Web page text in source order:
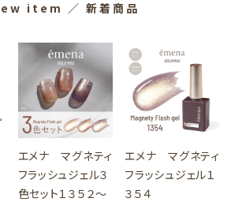
item ／ 新着商品
エメナ マグネティ
フラッシュジェル３
色セット１３５２～
エメナ マグネティ
フラッシュジェル１
３５４